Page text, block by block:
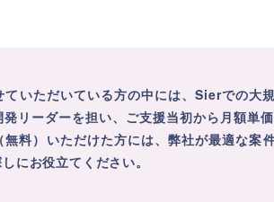
いただいている方の中には、Sierでの大
リーダーを担い、ご支援当初から月額単
料）いただけた方には、弊社が最適な案
にお役立てください。